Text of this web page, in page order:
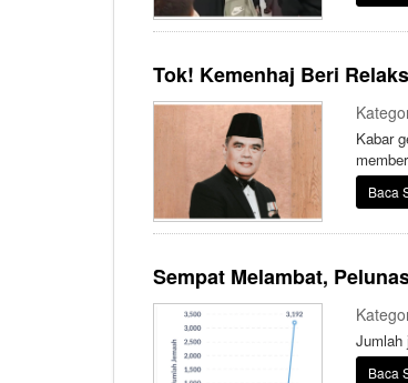
Tok! Kemenhaj Beri
Kabar
jemaah.
Baca
Sempat Melambat,
Jumlah
Baca